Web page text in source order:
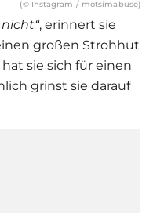
(© Instagram / motsimabuse)
, erinnert sie
großen Strohhut
sie sich für einen
grinst sie darauf